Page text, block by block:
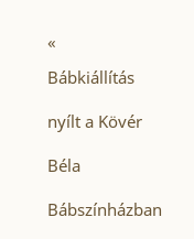
«
Bábkiállítás
nyílt a Kövér
Béla
Bábszínházban